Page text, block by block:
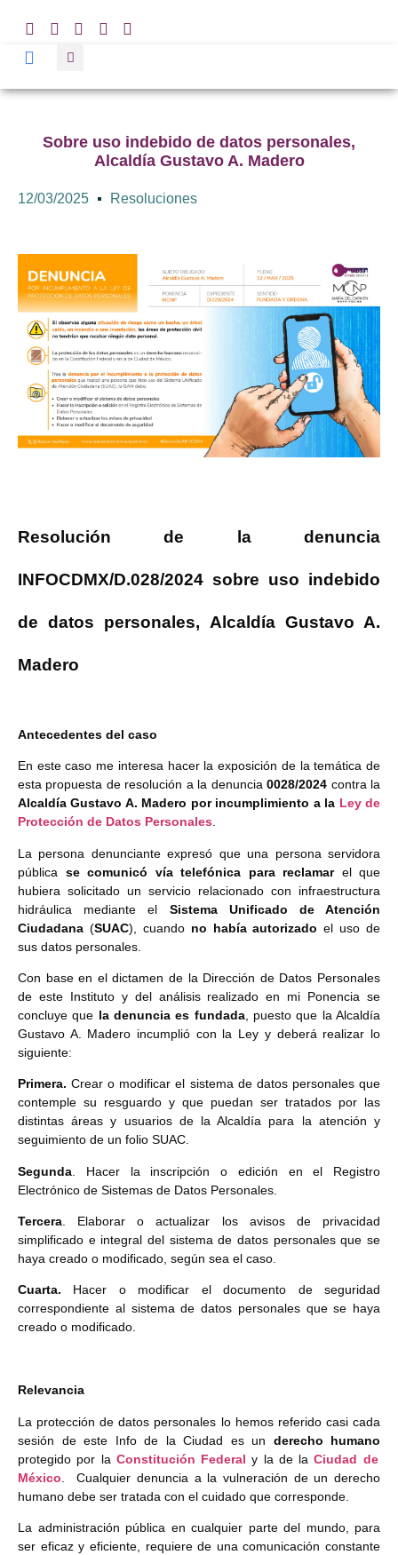
Sobre uso indebido de datos personales,
Alcaldía Gustavo A. Madero
12/03/2025 Resoluciones
Resolución de la denuncia
INFOCDMX/D.028/2024 sobre uso indebido
de datos personales, Alcaldía Gustavo A.
Madero
Antecedentes del caso
En este caso me interesa hacer la exposición de la temática de
esta propuesta de resolución a la denuncia0028/2024 contra la
Alcaldía Gustavo A. Madero por incumplimiento a la Ley de
Protección de Datos Personales
La persona denunciante expresó que una persona servidora
pública se comunicó vía telefónica para reclamarel que
hubiera solicitado un servicio relacionado con infraestructura
hidráulica mediante el Sistema Unificado de Atención
Ciudadana (SUAC), cuando no había autorizado el uso de
sus datos personales.
Con base en el dictamen de la Dirección de Datos Personales
de este Instituto y del análisis realizado en mi Ponencia se
concluye que la denuncia es fundada, puesto que la Alcaldía
Gustavo A. Madero incumplió con la Ley y deberá realizar lo
siguiente:
Primera. Crear o modificar el sistema de datos personales que
contemple su resguardo y que puedan ser tratados por las
distintas áreas y usuarios de la Alcaldía para la atención y
seguimiento de un folio SUAC.
Segunda . Hacer la inscripción o edición en el Registro
Electrónico de Sistemas de Datos Personales.
Tercera . Elaborar o actualizar los avisos de privacidad
simplificado e integral del sistema de datos personales que se
haya creado o modificado, según sea el caso.
Cuarta. Hacer o modificar el documento de seguridad
correspondiente al sistema de datos personales que se haya
creado o modificado.
Relevancia
La protección de datos personales lo hemos referido casi cada
sesión de este Info de la Ciudad es un derecho humano
protegido por la Constitución Federal y la de laCiudad de
México . Cualquier denuncia a la vulneración de un derecho
humano debe ser tratada con el cuidado que corresponde.
La administración pública en cualquier parte del mundo, para
ser eficaz y eficiente, requiere de una comunicación constante